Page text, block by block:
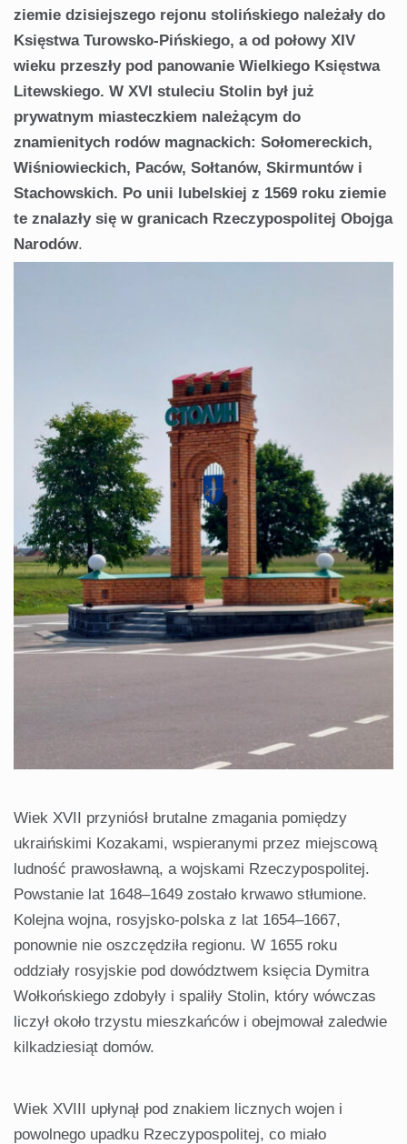
ziemie dzisiejszego rejonu stolińskiego należały do
Księstwa Turowsko-Pińskiego, a od połowy XIV
wieku przeszły pod panowanie Wielkiego Księstwa
Litewskiego. W XVI stuleciu Stolin był już
prywatnym miasteczkiem należącym do
znamienitych rodów magnackich: Sołomereckich,
Wiśniowieckich, Paców, Sołtanów, Skirmuntów i
Stachowskich. Po unii lubelskiej z 1569 roku ziemie
te znalazły się w granicach Rzeczypospolitej Obojga
Narodów.
Wiek XVII przyniósł brutalne zmagania pomiędzy
ukraińskimi Kozakami, wspieranymi przez miejscową
ludność prawosławną, a wojskami Rzeczypospolitej.
Powstanie lat 1648–1649 zostało krwawo stłumione.
Kolejna wojna, rosyjsko-polska z lat 1654–1667,
ponownie nie oszczędziła regionu. W 1655 roku
oddziały rosyjskie pod dowództwem księcia Dymitra
Wołkońskiego zdobyły i spaliły Stolin, który wówczas
liczył około trzystu mieszkańców i obejmował zaledwie
kilkadziesiąt domów.
Wiek XVIII upłynął pod znakiem licznych wojen i
powolnego upadku Rzeczypospolitej, co miało